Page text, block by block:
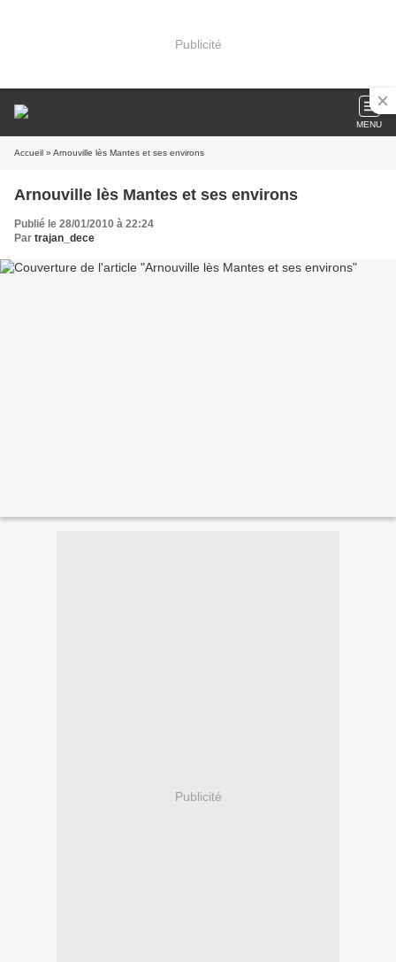
Publicité
MENU
Accueil » Arnouville lès Mantes et ses environs
Arnouville lès Mantes et ses environs
Publié le 28/01/2010 à 22:24
Par trajan_dece
Publicité